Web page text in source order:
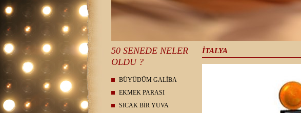
50 SENEDE NELER
OLDU ?
BÜYÜDÜM GALİBA
EKMEK PARASI
SICAK BİR YUVA
İTALYA